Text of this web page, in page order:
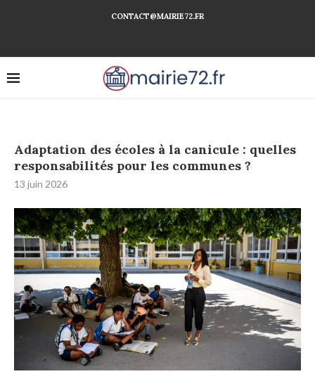
CONTACT@MAIRIE72.FR
Adaptation des écoles à la canicule : quelles
responsabilités pour les communes ?
13 juin 2026